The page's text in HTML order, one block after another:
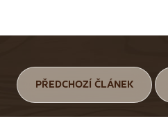
PŘEDCHOZÍ ČLÁNEK